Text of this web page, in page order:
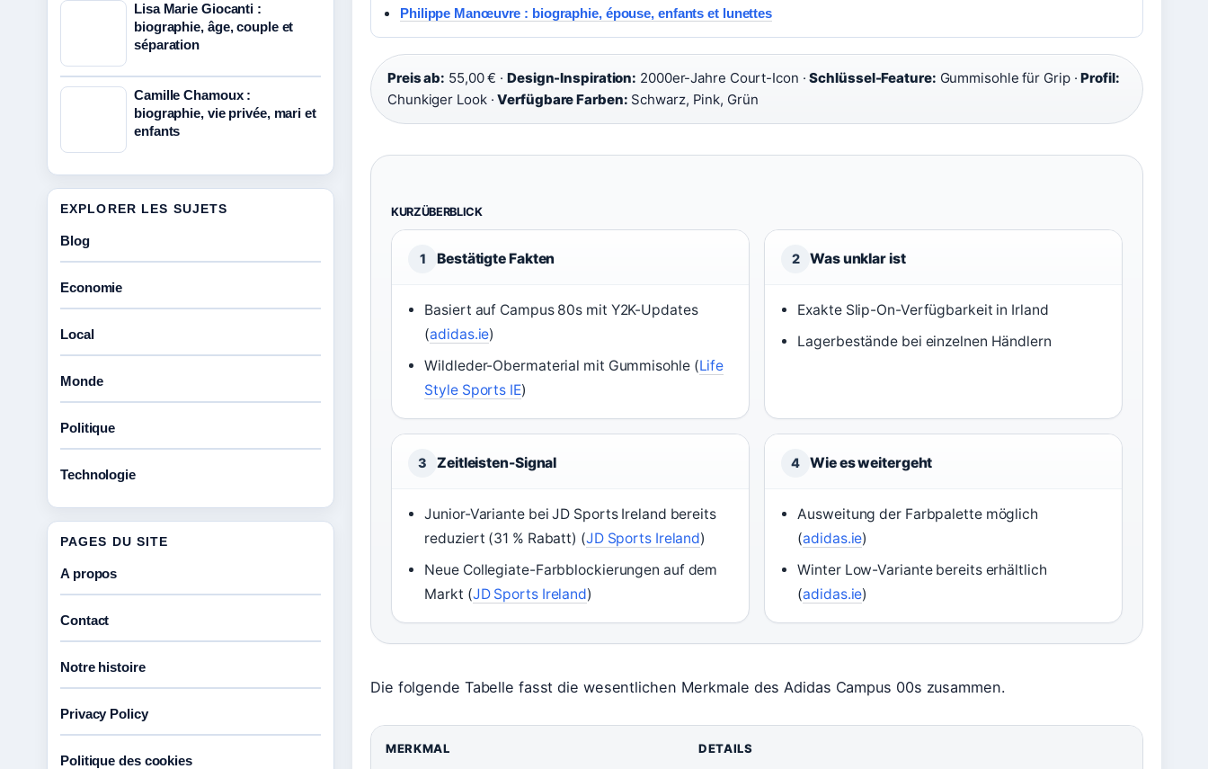
Philippe Manœuvre : biographie, épouse, enfants et lunettes
Preis ab: 55,00 € ·Design-Inspiration: 2000er-Jahre Court-Icon ·Schlüssel-Feature: Gummisohle für Grip ·Profil:
Chunkiger Look ·Verfügbare Farben: Schwarz, Pink, Grün
KURZÜBERBLICK
1 Bestätigte Fakten
Basiert auf Campus 80s mit Y2K-Updates
(adidas.ie)
Wildleder-Obermaterial mit Gummisohle (Life
Style Sports IE)
2 Was unklar ist
Exakte Slip-On-Verfügbarkeit in Irland
Lagerbestände bei einzelnen Händlern
3 Zeitleisten-Signal
Junior-Variante bei JD Sports Ireland bereits
reduziert (31 % Rabatt) (JD Sports Ireland)
Neue Collegiate-Farbblockierungen auf dem
Markt (JD Sports Ireland)
4 Wie es weitergeht
Ausweitung der Farbpalette möglich
(adidas.ie)
Winter Low-Variante bereits erhältlich
(adidas.ie)
Die folgende Tabelle fasst die wesentlichen Merkmale des Adidas Campus 00s zusammen.
MERKMAL DETAILS
Lisa Marie Giocanti :
biographie, âge, couple et
séparation
Camille Chamoux :
biographie, vie privée, mari et
enfants
EXPLORER LES SUJETS
Blog
Economie
Local
Monde
Politique
Technologie
PAGES DU SITE
A propos
Contact
Notre histoire
Privacy Policy
Politique des cookies